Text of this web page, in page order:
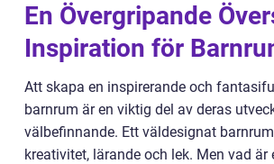
En Övergripande
Inspiration för
Att skapa en inspirerande och
barnrum är en viktig del av deras
välbefinnande. Ett väldesignat
kreativitet, lärande och lek. Men vad är